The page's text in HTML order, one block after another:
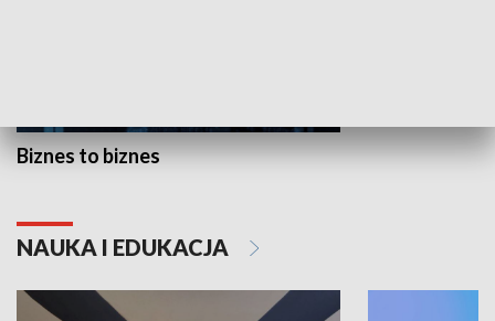
Biznes to biznes
NAUKA I EDUKACJA